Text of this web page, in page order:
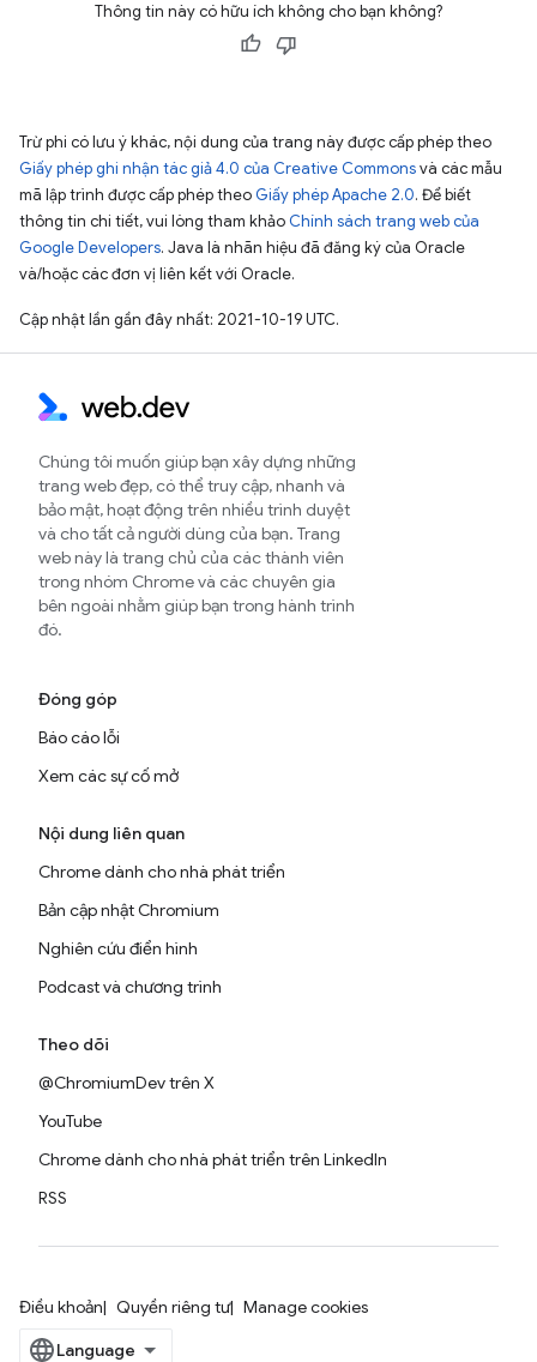
Thông tin này có hữu ích không cho bạn không?
Trừ phi có lưu ý khác, nội dung của trang này được cấp phép theo
Giấy phép ghi nhận tác giả 4.0 của Creative Commonsvà các mẫu
mã lập trình được cấp phép theo Giấy phép Apache 2.0. Để biết
thông tin chi tiết, vui lòng tham khảo Chính sách trang web của
Google Developers. Java là nhãn hiệu đã đăng ký của Oracle
và/hoặc các đơn vị liên kết với Oracle.
Cập nhật lần gần đây nhất: 2021-10-19 UTC.
Chúng tôi muốn giúp bạn xây dựng những
trang web đẹp, có thể truy cập, nhanh và
bảo mật, hoạt động trên nhiều trình duyệt
và cho tất cả người dùng của bạn. Trang
web này là trang chủ của các thành viên
trong nhóm Chrome và các chuyên gia
bên ngoài nhằm giúp bạn trong hành trình
đó.
Đóng góp
Báo cáo lỗi
Xem các sự cố mở
Nội dung liên quan
Chrome dành cho nhà phát triển
Bản cập nhật Chromium
Nghiên cứu điển hình
Podcast và chương trình
Theo dõi
@ChromiumDev trên X
YouTube
Chrome dành cho nhà phát triển trên LinkedIn
RSS
Điều khoản Quyền riêng tư Manage cookies